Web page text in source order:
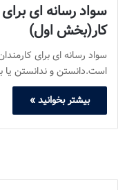
سواد رسانه ای
کار(بخش اول)
سواد رسانه ای برای
است.دانستن و ندانستن یا
بیشتر بخوانید »